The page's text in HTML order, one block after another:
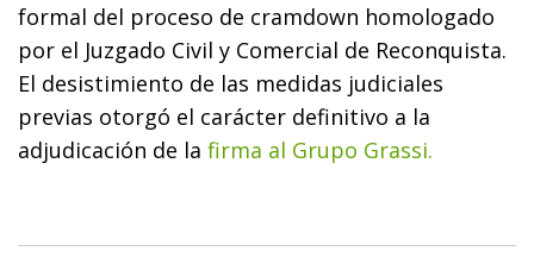
formal del proceso de cramdown homologado
por el Juzgado Civil y Comercial de Reconquista.
El desistimiento de las medidas judiciales
previas otorgó el carácter definitivo a la
adjudicación de la firma al Grupo Grassi.